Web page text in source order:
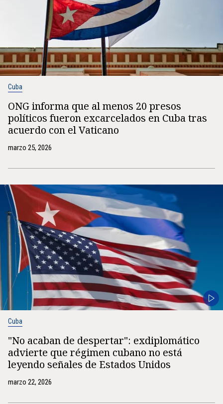
Cuba
ONG informa que al menos 20 presos
políticos fueron excarcelados en Cuba tras
acuerdo con el Vaticano
marzo 25, 2026
Cuba
"No acaban de despertar": exdiplomático
advierte que régimen cubano no está
leyendo señales de Estados Unidos
marzo 22, 2026